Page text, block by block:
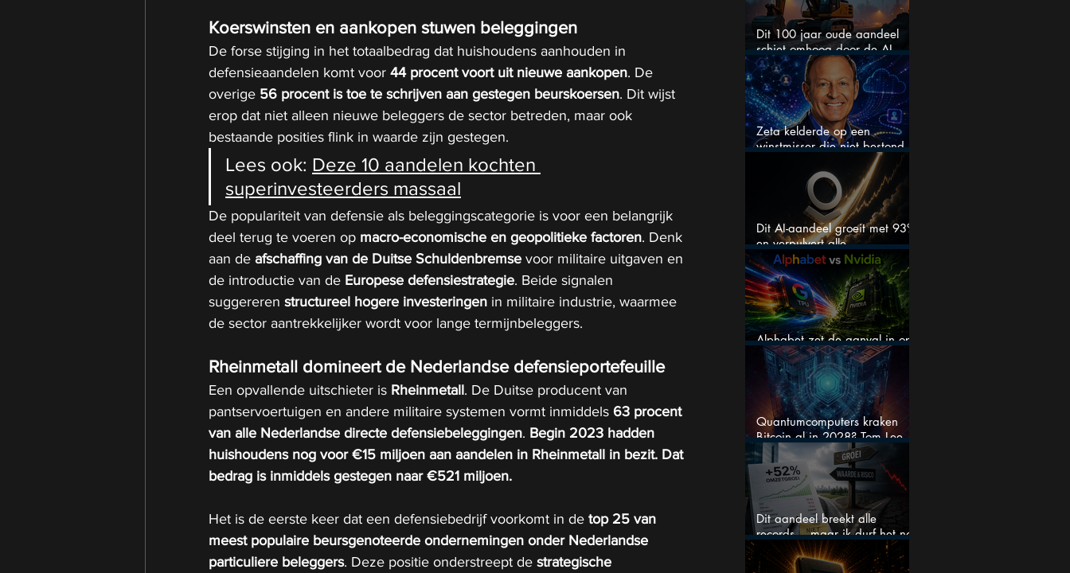
Koerswinsten en aankopen stuwen beleggingen
De forse stijging in het totaalbedrag dat huishoudens aanhouden in
defensieaandelen komt voor 44 procent voort uit nieuwe aankopen. De
overige 56 procent is toe te schrijven aan gestegen beurskoersen. Dit wijst
erop dat niet alleen nieuwe beleggers de sector betreden, maar ook
bestaande posities flink in waarde zijn gestegen.
Lees ook: Deze 10 aandelen kochten
superinvesteerders massaal
De populariteit van defensie als beleggingscategorie is voor een belangrijk
deel terug te voeren op macro-economische en geopolitieke factoren. Denk
aan de afschaffing van de Duitse Schuldenbremse voor militaire uitgaven en
de introductie van de Europese defensiestrategie. Beide signalen
suggereren structureel hogere investeringen in militaire industrie, waarmee
de sector aantrekkelijker wordt voor lange termijnbeleggers.
Rheinmetall domineert de Nederlandse defensieportefeuille
Een opvallende uitschieter is Rheinmetall. De Duitse producent van
pantservoertuigen en andere militaire systemen vormt inmiddels 63 procent
van alle Nederlandse directe defensiebeleggingen. Begin 2023 hadden
huishoudens nog voor €15 miljoen aan aandelen in Rheinmetall in bezit. Dat
bedrag is inmiddels gestegen naar €521 miljoen.
Het is de eerste keer dat een defensiebedrijf voorkomt in de top 25 van
meest populaire beursgenoteerde ondernemingen onder Nederlandse
particuliere beleggers. Deze positie onderstreept de strategische
Dit 100 jaar oude aandeel
schiet omhoog door de AI-
boom
Zeta kelderde op een
winstmisser die niet bestond
maar zijn de aandelen
koopwaardig?
Dit AI-aandeel groeit met 93%
en verpulvert alle
verwachtingen, maar is het nu
nog wel koopwaardig?
Alphabet zet de aanval in op
Nvidia met eigen AI-chips
Quantumcomputers kraken
Bitcoin al in 2028? Tom Lee
luidt de alarmbel
Dit aandeel breekt alle
records… maar ik durf het na
deze koersstijging niet te
kopen